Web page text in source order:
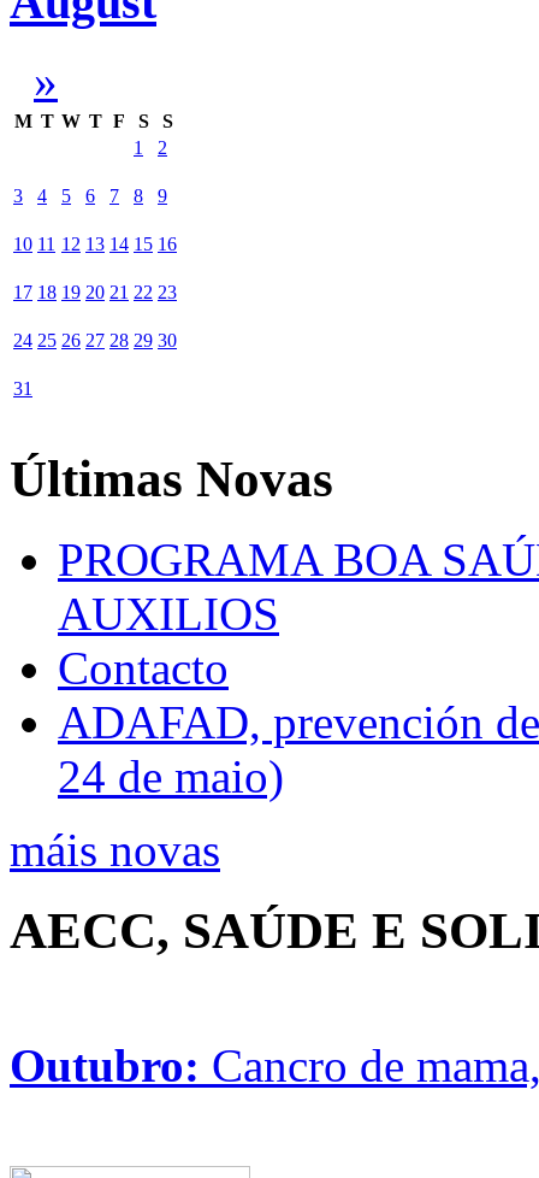
»
M T W T F S
S
1
2
3 4 5 6 7 8 9
10 11 12 13 14 15 16
17 18 19 20 21 22 23
24 25 26 27 28 29 30
31
Últimas Novas
PROGRAMA BOA
AUXILIOS
Contacto
ADAFAD, prevención
24 de maio)
máis novas
AECC, SAÚDE E
Outubro: Cancro de